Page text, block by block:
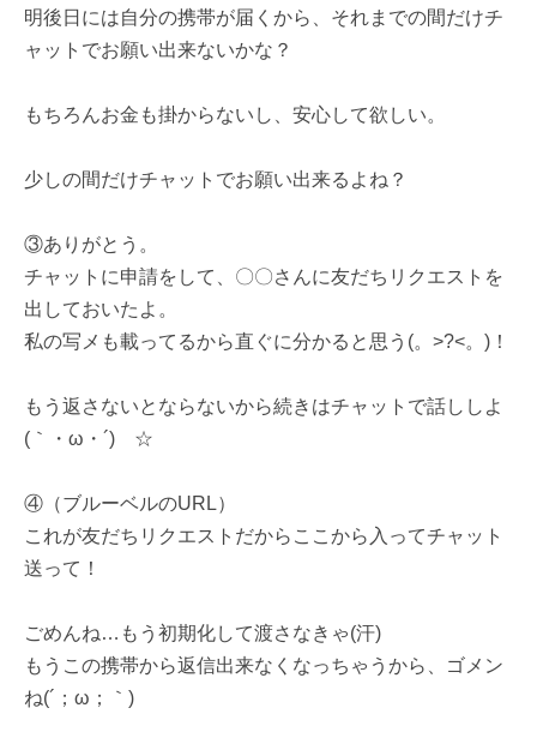
明後日には自分の携帯が届くから、それまでの間だけチ
ャットでお願い出来ないかな？
もちろんお金も掛からないし、安心して欲しい。
少しの間だけチャットでお願い出来るよね？
③ありがとう。
チャットに申請をして、〇〇さんに友だちリクエストを
出しておいたよ。
私の写メも載ってるから直ぐに分かると思う(。>?<。)！
もう返さないとならないから続きはチャットで話ししよ
(｀・ω・´)ゞ☆
④（ブルーベルのURL）
これが友だちリクエストだからここから入ってチャット
送って！
ごめんね…もう初期化して渡さなきゃ(汗)
もうこの携帯から返信出来なくなっちゃうから、ゴメン
ね(´；ω；｀)